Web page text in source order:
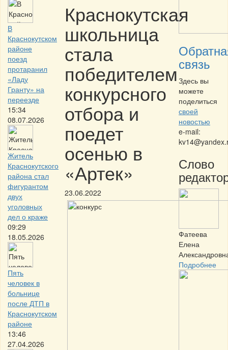
В
Краснокутском
районе
поезд
протаранил
«Ладу
Гранту» на
переезде
15:34
08.07.2026
Житель
Краснокутского
района стал
фигурантом
двух
уголовных
дел о краже
09:29
18.05.2026
Пять
человек в
больнице
после ДТП в
Краснокутском
районе
13:46
27.04.2026
Краснокутская
школьница
стала
победителем
конкурсного
отбора и
поедет
осенью в
«Артек»
23.06.2022
связь
Здесь вы
можете
поделиться
своей
новостью
e-mail:
Слово
Фатеева
Елена
Подробнее